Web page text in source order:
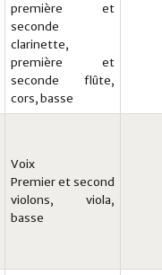
première et
seconde
clarinette,
première et
seconde flûte,
cors, basse
Voix
Premier et second
violons, viola,
basse